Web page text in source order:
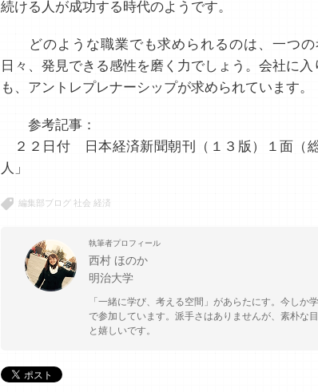
続ける人が成功する時代のようです。
どのような職業でも求められるのは、一つ
日々、発見できる感性を磨く力でしょう。会社に
も、アントレプレナーシップが求められています。
参考記事：
２２日付 日本経済新聞朝刊（１３版）１面（
人」
編集部ブログ 社会 経済
執筆者プロフィール
西村 ほのか
明治大学
「一緒に学び、考える空間」があらたにす。今し
で参加しています。派手さはありませんが、素朴な
と嬉しいです。